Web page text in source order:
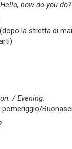
how do you do?
(dopo la stretta di
/ Evening.